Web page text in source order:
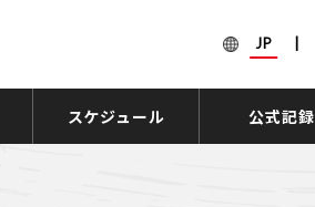
JP
スケジュール 公式記録